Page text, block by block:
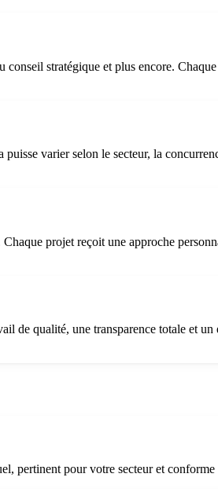
stratégique et plus encore.
varier selon le secteur, la
projet reçoit une approche
de qualité, une transparence totale et un
pertinent pour votre secteur et